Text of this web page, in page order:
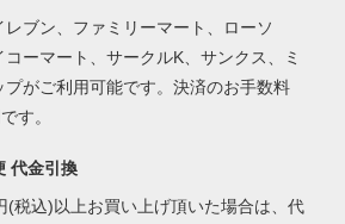
レブン、ファミリーマート、ローソ
コーマート、サークルK、サンクス、ミ
プがご利用可能です。決済のお手数料
す。
代金引換
(税込)以上お買い上げ頂いた場合は、代